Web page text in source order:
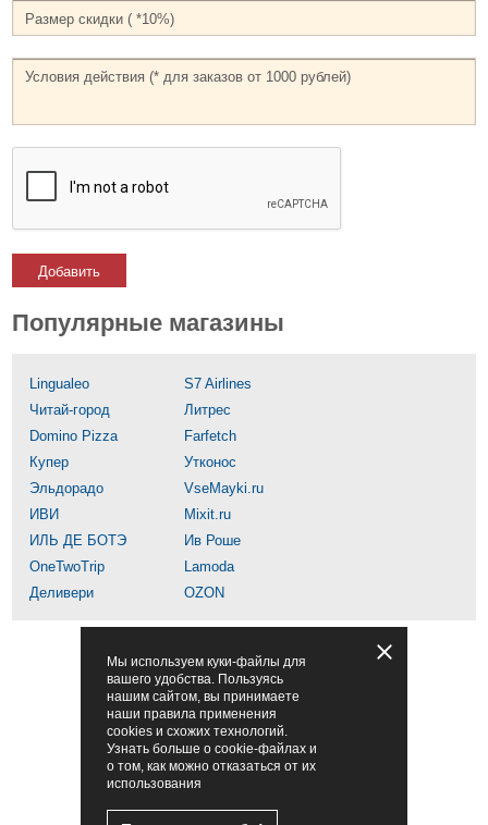
Добавить
Популярные магазины
Lingualeo
S7 Airlines
Читай-город
Литрес
Domino Pizza
Farfetch
Купер
Утконос
Эльдорадо
VseMayki.ru
ИВИ
Mixit.ru
ИЛЬ ДЕ БОТЭ
Ив Роше
OneTwoTrip
Lamoda
Деливери
OZON
Мы используем куки-файлы для
вашего удобства. Пользуясь
нашим сайтом, вы принимаете
наши правила применения
cookies и схожих технологий.
Узнать больше о cookie-файлах и
о том, как можно отказаться от их
использования